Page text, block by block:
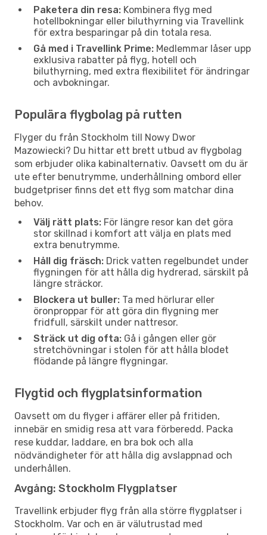
Paketera din resa: Kombinera flyg med
hotellbokningar eller biluthyrning via Travellink
för extra besparingar på din totala resa.
Gå med i Travellink Prime: Medlemmar låser upp
exklusiva rabatter på flyg, hotell och
biluthyrning, med extra flexibilitet för ändringar
och avbokningar.
Populära flygbolag på rutten
Flyger du från Stockholm till Nowy Dwor
Mazowiecki? Du hittar ett brett utbud av flygbolag
som erbjuder olika kabinalternativ. Oavsett om du är
ute efter benutrymme, underhållning ombord eller
budgetpriser finns det ett flyg som matchar dina
behov.
Välj rätt plats: För längre resor kan det göra
stor skillnad i komfort att välja en plats med
extra benutrymme.
Håll dig fräsch: Drick vatten regelbundet under
flygningen för att hålla dig hydrerad, särskilt på
längre sträckor.
Blockera ut buller: Ta med hörlurar eller
öronproppar för att göra din flygning mer
fridfull, särskilt under nattresor.
Sträck ut dig ofta: Gå i gången eller gör
stretchövningar i stolen för att hålla blodet
flödande på längre flygningar.
Flygtid och flygplatsinformation
Oavsett om du flyger i affärer eller på fritiden,
innebär en smidig resa att vara förberedd. Packa
rese kuddar, laddare, en bra bok och alla
nödvändigheter för att hålla dig avslappnad och
underhållen.
Avgång: Stockholm Flygplatser
Travellink erbjuder flyg från alla större flygplatser i
Stockholm. Var och en är välutrustad med